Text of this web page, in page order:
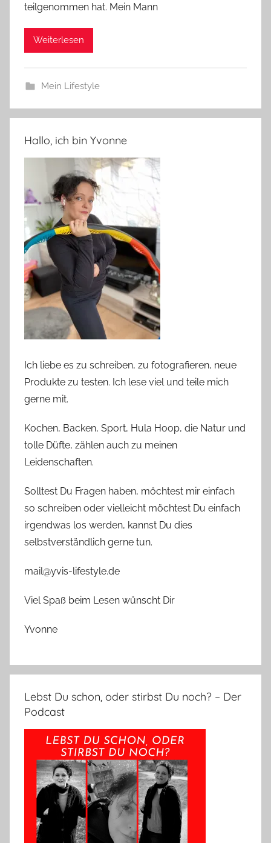
teilgenommen hat. Mein Mann
Weiterlesen
Mein Lifestyle
Hallo, ich bin Yvonne
Ich liebe es zu schreiben, zu fotografieren, neue
Produkte zu testen. Ich lese viel und teile mich
gerne mit.
Kochen, Backen, Sport, Hula Hoop, die Natur und
tolle Düfte, zählen auch zu meinen
Leidenschaften.
Solltest Du Fragen haben, möchtest mir einfach
so schreiben oder vielleicht möchtest Du einfach
irgendwas los werden, kannst Du dies
selbstverständlich gerne tun.
mail@yvis-lifestyle.de
Viel Spaß beim Lesen wünscht Dir
Yvonne
Lebst Du schon, oder stirbst Du noch? – Der
Podcast